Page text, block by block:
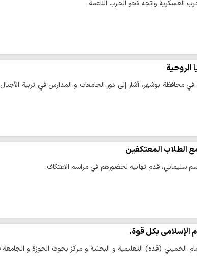
العسكرية واتجه نحو الحرب الناعمة.
الروحية
بوشهر، أشار إلى دور الجامعات و المدارس في تربية الأجيال
الطلاب المعتكفين
قدم تهانيه لحضورهم في مراسم الاعتكاف.
الإسلامي بكل قوة.
(قده) التعليمية و البحثية و مركز بحوث الحوزة و